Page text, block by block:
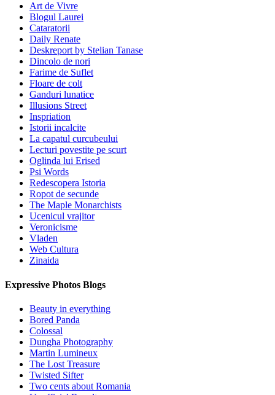
Art de Vivre
Blogul Laurei
Cataratorii
Daily Renate
Deskreport by Stelian Tanase
Dincolo de nori
Farime de Suflet
Floare de colt
Ganduri lunatice
Illusions Street
Inspriation
Istorii incalcite
La capatul curcubeului
Lecturi povestite pe scurt
Oglinda lui Erised
Psi Words
Redescopera Istoria
Ropot de secunde
The Maple Monarchists
Ucenicul vrajitor
Veronicisme
Vladen
Web Cultura
Zinaida
Expressive Photos Blogs
Beauty in everything
Bored Panda
Colossal
Dungha Photography
Martin Lumineux
The Lost Treasure
Twisted Sifter
Two cents about Romania